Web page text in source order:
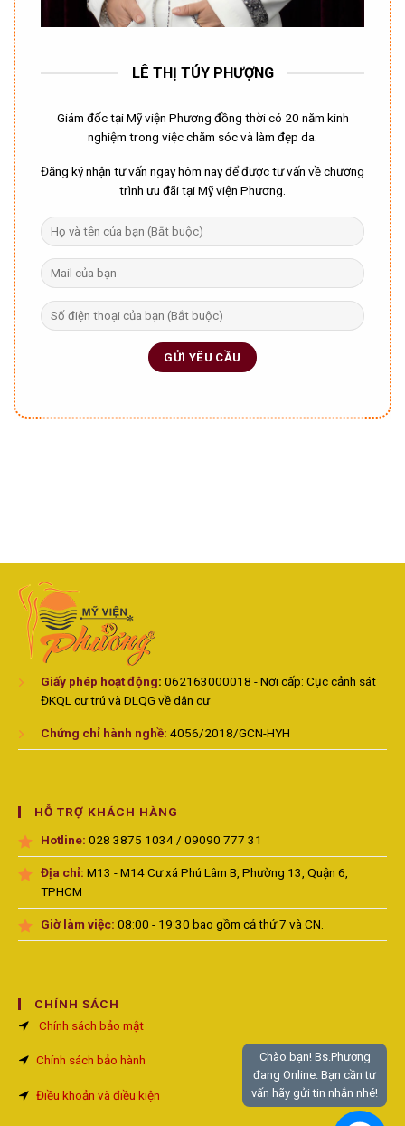
LÊ THỊ TÚY PHƯỢNG
Giám đốc tại Mỹ viện Phương đồng thời có 20 năm kinh
nghiệm trong việc chăm sóc và làm đẹp da.
Đăng ký nhận tư vấn ngay hôm nay để được tư vấn về chương
trình ưu đãi tại Mỹ viện Phương.
Giấy phép hoạt động: 062163000018 - Nơi cấp: Cục cảnh sát
ĐKQL cư trú và DLQG về dân cư
Chứng chỉ hành nghề: 4056/2018/GCN-HYH
HỖ TRỢ KHÁCH HÀNG
Hotline: 028 3875 1034 / 09090 777 31
Địa chỉ: M13 - M14 Cư xá Phú Lâm B, Phường 13, Quận 6,
TPHCM
Giờ làm việc: 08:00 - 19:30 bao gồm cả thứ 7 và CN.
CHÍNH SÁCH
Chính sách bảo mật
Chính sách bảo hành
Điều khoản và điều kiện
Chào bạn! Bs.Phương
đang Online. Bạn cần tư
vấn hãy gửi tin nhắn nhé!